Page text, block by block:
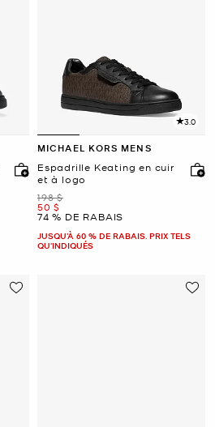
3.0
MICHAEL KORS MENS
Espadrille Keating en cuir
et à logo
était
198 $
maintenant
50 $
74 % DE RABAIS
JUSQU’À 60 % DE RABAIS. PRIX TELS
QU'INDIQUÉS